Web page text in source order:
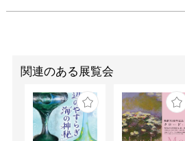
関連のある展覧会